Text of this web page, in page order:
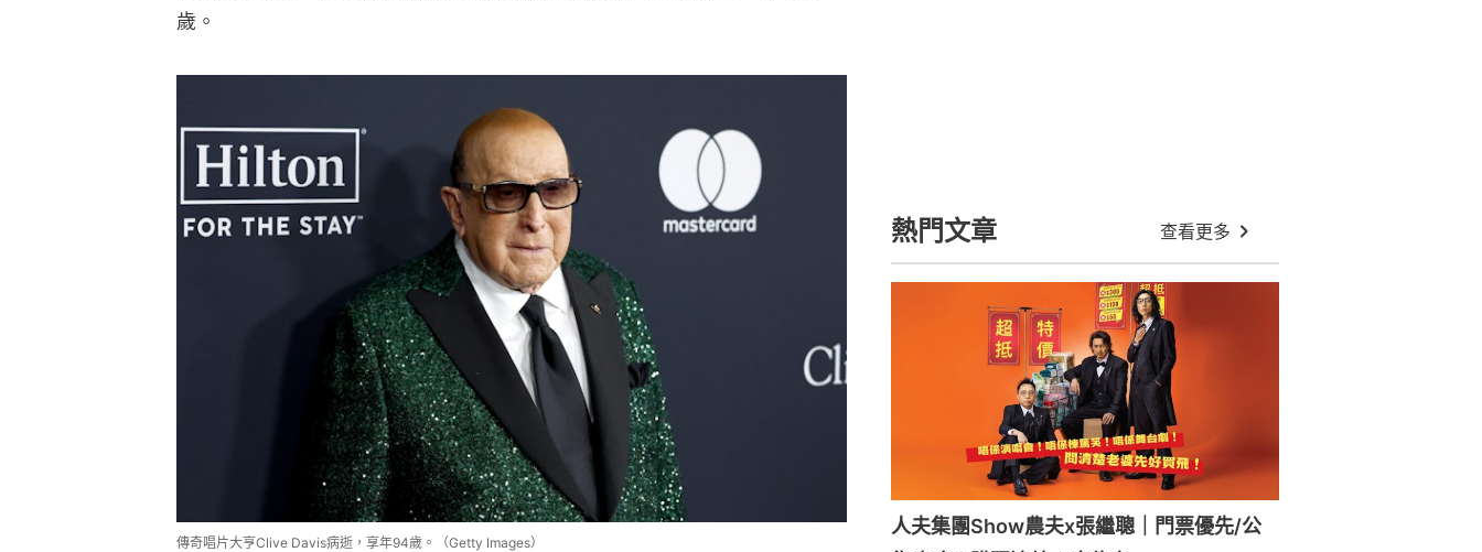
歲。
傳奇唱片大亨Clive Davis病逝，享年94歲。（Getty Images）
略＋購票連結＋座位表
中年好聲音｜沈宗賢阮慧珊合唱新歌
《伽利略的星星》 致敬張學友
草蜢演唱會2026馬來西亞｜門票攻略
＋購票連結＋座位表
TIMA國際音樂大賞2026香港｜門票
優先公售攻略＋購票連結＋座位表